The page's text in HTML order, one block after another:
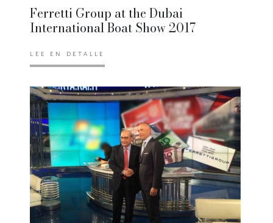
Ferretti Group at the Dubai
International Boat Show 2017
LEE EN DETALLE